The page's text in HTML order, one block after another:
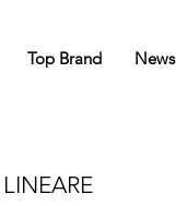
Top Brand News
LINEARE